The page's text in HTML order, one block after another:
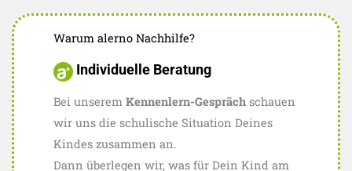
Delmenhorst
Anmeldung
Hier wirst du freundlich
Warum alerno Nachhilfe?
Individuelle Beratung
Bei unserem Kennenlern-Gespräch schauen
wir uns die schulische Situation Deines
Kindes zusammen an.
Dann überlegen wir, was für Dein Kind am